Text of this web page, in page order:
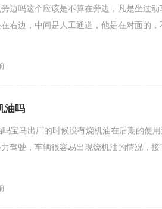
边吗这个应该是不算在旁边，凡是坐过
右边，中间是人工通道，他是在对面的
油吗
宝马出厂的时候没有烧机油在后期的使
驾驶，车辆很容易出现烧机油的情况，